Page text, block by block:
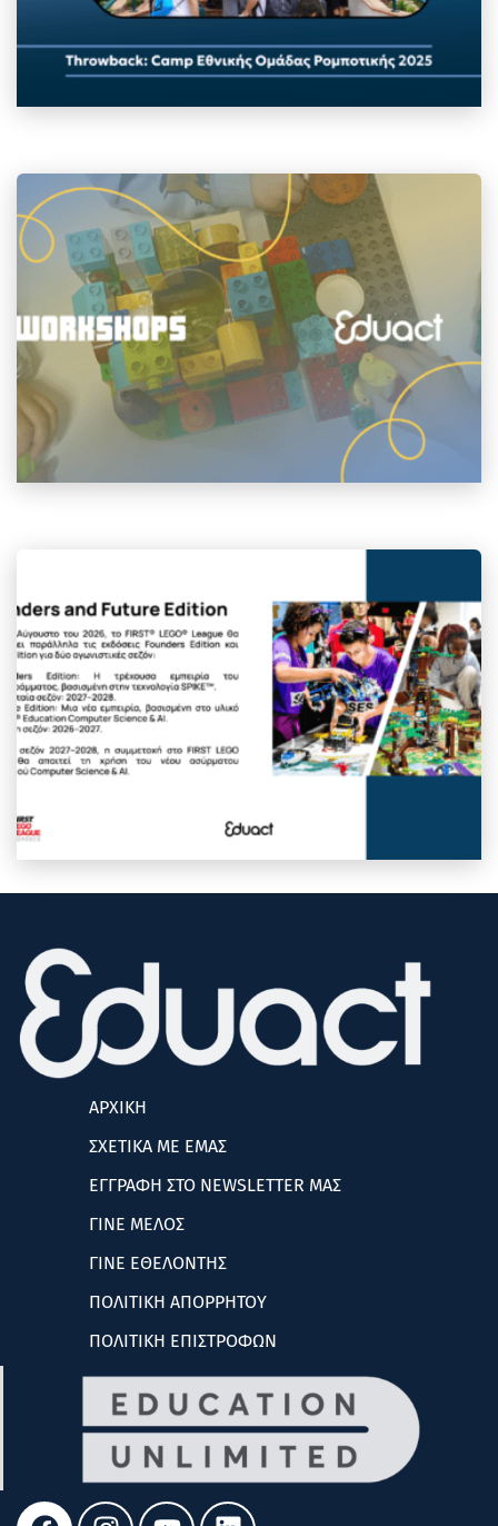
ΑΡΧΙΚΗ
ΣΧΕΤΙΚΑ ΜΕ ΕΜΑΣ
ΕΓΓΡΑΦΗ ΣΤΟ NEWSLETTER ΜΑΣ
ΓΙΝΕ ΜΕΛΟΣ
ΓΙΝΕ ΕΘΕΛΟΝΤΗΣ
ΠΟΛΙΤΙΚΗ ΑΠΟΡΡΗΤΟΥ
ΠΟΛΙΤΙΚΗ ΕΠΙΣΤΡΟΦΩΝ